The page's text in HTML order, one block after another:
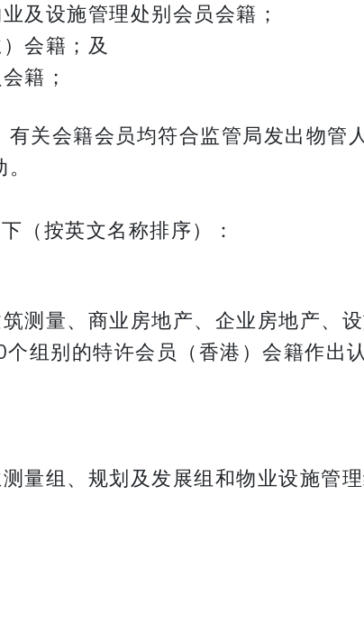
及设施管理处别会员会籍；
会籍；及
籍；
关会籍会员均符合监管局发出物管
（按英文名称排序）：
测量、商业房地产、企业房地产、
组别的特许会员（香港）会籍作出
量组、规划及发展组和物业设施管